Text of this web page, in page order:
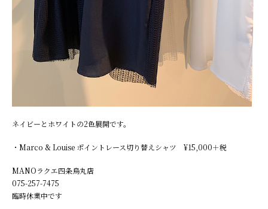
ネイビーとホワイトの2色展開です。
・ Marco & Louise ポイントレース切り替えシャツ ¥15,000＋税
MANOラクエ四条烏丸店
075-257-7475
臨時休業中です